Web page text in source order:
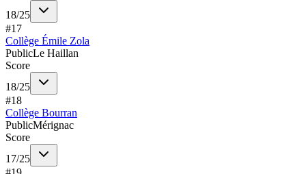
18/25
#17
Collège Émile Zola
PublicLe Haillan
Score
18/25
#18
Collège Bourran
PublicMérignac
Score
17/25